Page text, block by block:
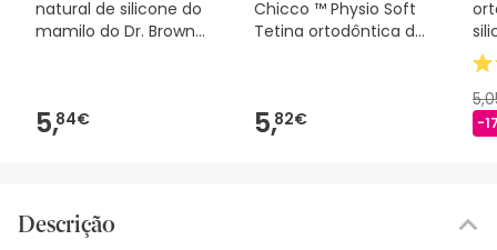
natural de silicone do
mamilo do Dr. Brown
5,84€
Chicco ™ Physio Soft
Tetina ortodôntica de
5,82€ -
Descrição